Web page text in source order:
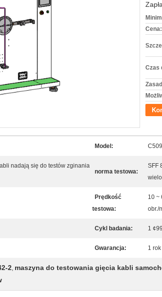
Cena:
Czas
Model:
nadają się do testów zginania
norma testowa:
SFF
Prędkość
testowa:
10 ~
obr./
Cykl badania: 1
Gwarancja: 1 rok
2, maszyna do testowania gięcia kabli